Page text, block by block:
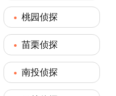
桃园侦探
苗栗侦探
南投侦探